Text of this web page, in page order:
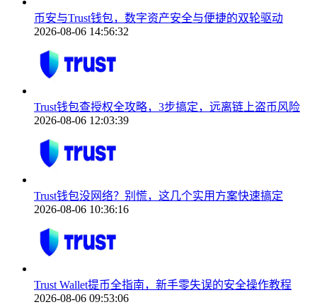
币安与Trust钱包，数字资产安全与便捷的双轮驱动
2026-08-06 14:56:32
Trust钱包查授权全攻略，3步搞定，远离链上盗币风险
2026-08-06 12:03:39
Trust钱包没网络？别慌，这几个实用方案快速搞定
2026-08-06 10:36:16
Trust Wallet提币全指南，新手零失误的安全操作教程
2026-08-06 09:53:06